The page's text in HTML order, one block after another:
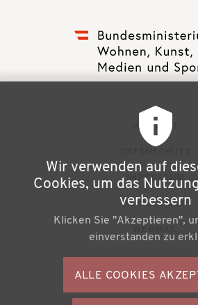
ß
e
e
KONTAKT
IMPRESSUM
NEWSLETTER
S
Wir verwenden auf
Cookies, um das
verbessern
Klicken Sie "Akzeptieren",
einverstanden zu
ALLE COOKIES